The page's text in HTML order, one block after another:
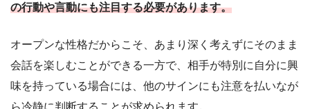
の行動や言動にも注目する必要があります。
オープンな性格だからこそ、あまり深く考えずにそのまま
会話を楽しむことができる一方で、相手が特別に自分に興
味を持っている場合には、他のサインにも注意を払いなが
ら冷静に判断することが求められます。